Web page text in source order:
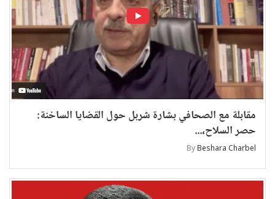
مقابلة مع الصحافي بشارة شربل حول القضايا الساخنة:
حصر السلاح،...
ByBeshara Charbel